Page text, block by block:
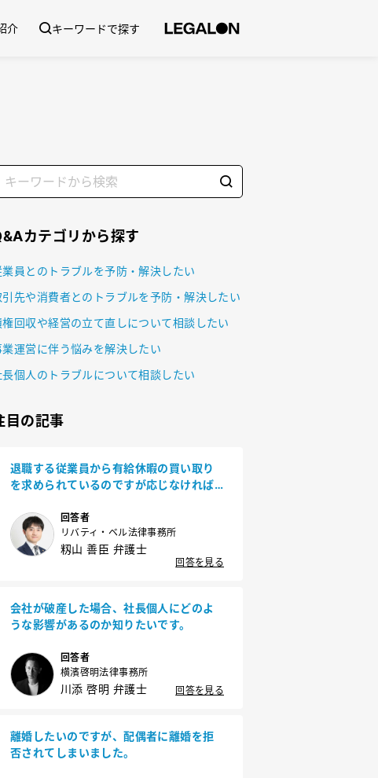
介 キーワードで探す
カテゴリから探す
業員とのトラブルを予防・解決したい
引先や消費者とのトラブルを予防・解決したい
権回収や経営の立て直しについて相談したい
業運営に伴う悩みを解決したい
長個人のトラブルについて相談したい
目の記事
退職する従業員から有給休暇の買い取り
を求められているのですが応じなければ
回答者
リバティ・ベル法律事務所
籾山 善臣 弁護士
回答を見る
会社が破産した場合、社長個人にどのよ
うな影響があるのか知りたいです。
回答者
横濱啓明法律事務所
川添 啓明 弁護士 回答を見る
離婚したいのですが、配偶者に離婚を拒
否されてしまいました。